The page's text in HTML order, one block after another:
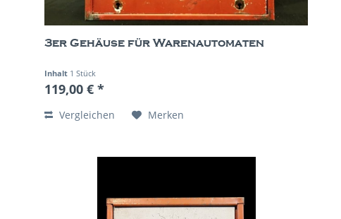
3er Gehäuse für Warenautomaten
Inhalt 1 Stück
119,00 € *
Vergleichen Merken